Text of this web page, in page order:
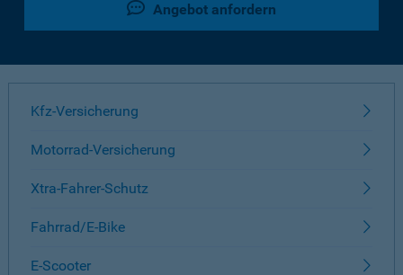
Angebot anfordern
Kfz-Versicherung
Motorrad-Versicherung
Xtra-Fahrer-Schutz
Fahrrad/E-Bike
E-Scooter